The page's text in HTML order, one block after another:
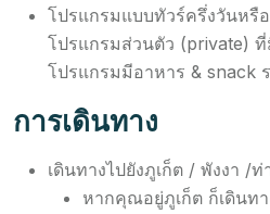
โปรแกรมแบบทัวร์ครึ่งวันหรื
โปรแกรมส่วนตัว (private) ที่
โปรแกรมมีอาหาร & snack
การเดินทาง
เดินทางไปยังภูเก็ต / พังงา /ท่
หากคุณอยู่ภูเก็ต ก็เดินท